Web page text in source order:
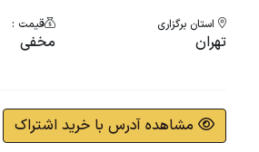
استان برگزاری
تهران
قیمت :
مخفی
مشاهده آدرس با خرید اشتراک